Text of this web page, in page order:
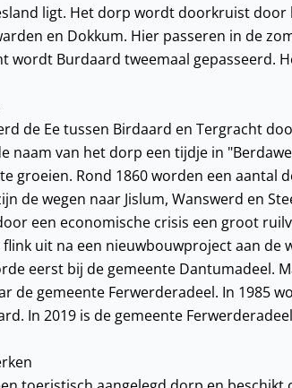
ligt. Het dorp wordt doorkruist
en Dokkum. Hier passeren in de
wordt Burdaard tweemaal gepasseerd.
de Ee tussen Birdaard en Tergracht
naam van het dorp een tijdje in
groeien. Rond 1860 worden een aantal
de wegen naar Jislum, Wanswerd en
een economische crisis een groot
uit na een nieuwbouwproject aan de
eerst bij de gemeente Dantumadeel.
de gemeente Ferwerderadeel. In 1985
In 2019 is de gemeente